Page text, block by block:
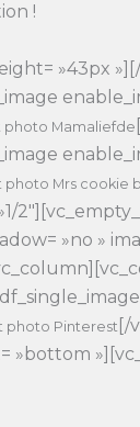
!
»43px
photo Mamaliefde
photo Mrs cookie
»no »
photo Pinterest [/
»bottom